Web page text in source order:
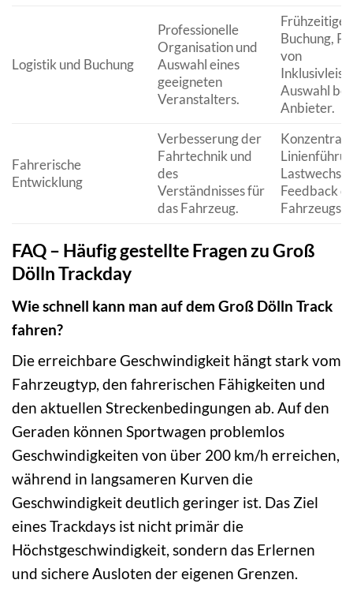
Logistik und Buchung
Professionelle
Organisation und
Auswahl eines
geeigneten
Veranstalters.
Frühzeitige
Buchung,
von
Auswahl
Anbieter.
Fahrerische
Entwicklung
Verbesserung der
Fahrtechnik und
des
Verständnisses für
das Fahrzeug.
Feedback
Fahrzeugs.
FAQ – Häufig gestellte Fragen zu Groß
Dölln Trackday
Wie schnell kann man auf dem Groß Dölln Track
fahren?
Die erreichbare Geschwindigkeit hängt stark vom
Fahrzeugtyp, den fahrerischen Fähigkeiten und
den aktuellen Streckenbedingungen ab. Auf den
Geraden können Sportwagen problemlos
Geschwindigkeiten von über 200 km/h erreichen,
während in langsameren Kurven die
Geschwindigkeit deutlich geringer ist. Das Ziel
eines Trackdays ist nicht primär die
Höchstgeschwindigkeit, sondern das Erlernen
und sichere Ausloten der eigenen Grenzen.